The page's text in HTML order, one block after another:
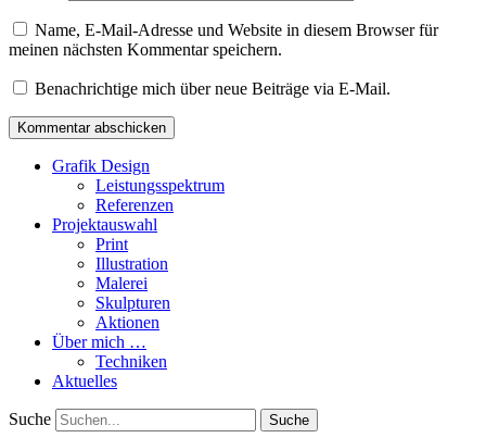
Name, E-Mail-Adresse und Website in diesem Browser für
meinen nächsten Kommentar speichern.
Benachrichtige mich über neue Beiträge via E-Mail.
Grafik Design
Leistungsspektrum
Referenzen
Projektauswahl
Print
Illustration
Malerei
Skulpturen
Aktionen
Über mich …
Techniken
Aktuelles
Suche